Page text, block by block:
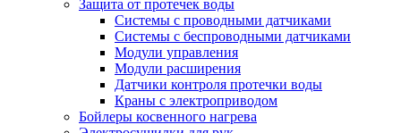
Защита от протечек воды
Системы с проводными датчиками
Системы с беспроводными датчиками
Модули управления
Модули расширения
Датчики контроля протечки воды
Краны с электроприводом
Бойлеры косвенного нагрева